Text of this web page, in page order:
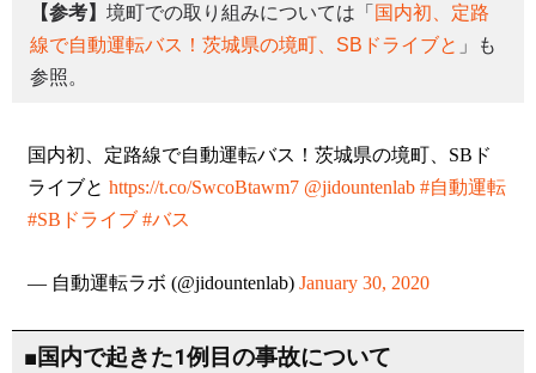
【参考】 境町での取り組みについては「 国内初、定路
線で自動運転バス！茨城県の境町、SBドライブと 」も
参照。
国内初、定路線で自動運転バス！茨城県の境町、SBド
ライブと https://t.co/SwcoBtawm7 @jidountenlab #自動運転
#SBドライブ #バス
— 自動運転ラボ (@jidountenlab) January 30, 2020
■国内で起きた1例目の事故について